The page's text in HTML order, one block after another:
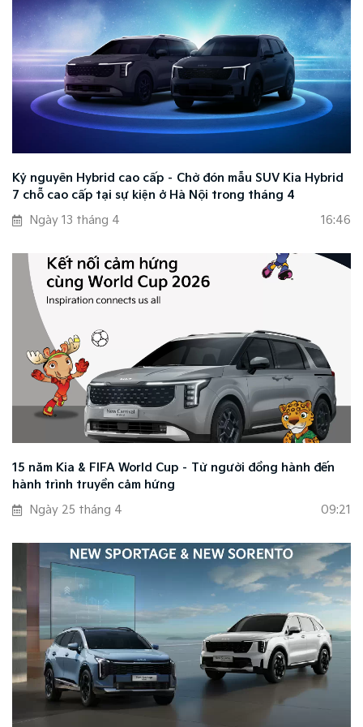
Kỷ nguyên Hybrid cao cấp – Chờ đón mẫu SUV Kia Hybrid
7 chỗ cao cấp tại sự kiện ở Hà Nội trong tháng 4
Ngày 13 tháng 4
16:46
15 năm Kia & FIFA World Cup – Từ người đồng hành đến
hành trình truyền cảm hứng
Ngày 25 tháng 4
09:21